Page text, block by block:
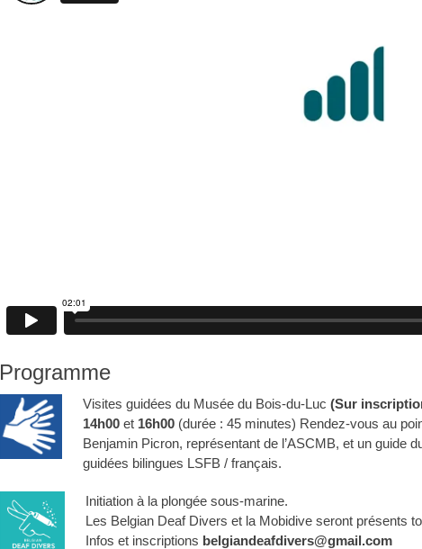
Programme
Visites guidées du Musée du Bois-du-Luc (Sur
14h00et 16h00(durée : 45 minutes) Rendez-vous au
Benjamin Picron, représentant de l’ASCMB, et un guide
guidées bilingues LSFB / français.
Initiation à la plongée sous-marine.
Les Belgian Deaf Divers et la Mobidive seront présents
Infos et inscriptions belgiandeafdivers@gmail.com